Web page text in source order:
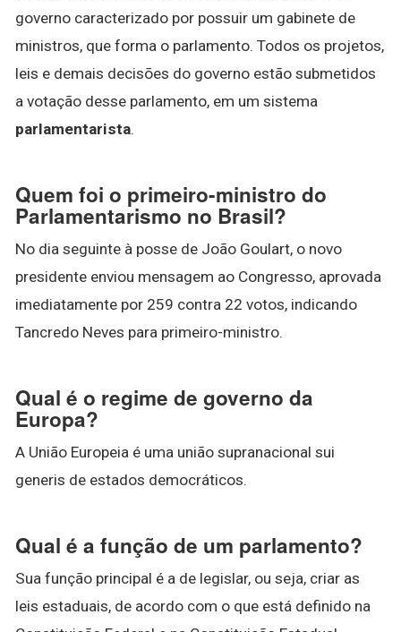
governo caracterizado por possuir um gabinete de
ministros, que forma o parlamento. Todos os projetos,
leis e demais decisões do governo estão submetidos
a votação desse parlamento, em um sistema
parlamentarista.
Quem foi o primeiro-ministro do
Parlamentarismo no Brasil?
No dia seguinte à posse de João Goulart, o novo
presidente enviou mensagem ao Congresso, aprovada
imediatamente por 259 contra 22 votos, indicando
Tancredo Neves para primeiro-ministro.
Qual é o regime de governo da
Europa?
A União Europeia é uma união supranacional sui
generis de estados democráticos.
Qual é a função de um parlamento?
Sua função principal é a de legislar, ou seja, criar as
leis estaduais, de acordo com o que está definido na